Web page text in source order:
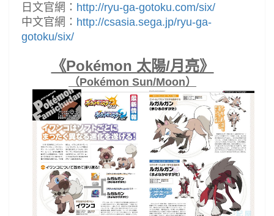
日文官網： http://ryu-ga-gotoku.com/six/
中文官網： http://csasia.sega.jp/ryu-ga-
gotoku/six/
《Pokémon 太陽/月亮》
（Pokémon Sun/Moon）